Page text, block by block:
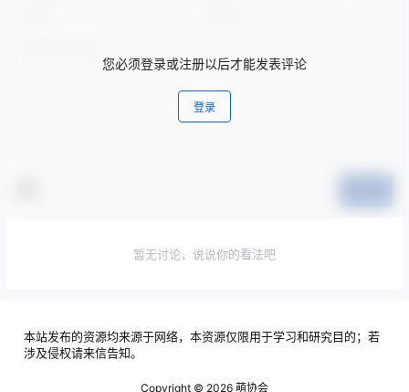
您必须登录或注册以后才能发表评论
登录
暂无讨论，说说你的看法吧
本站发布的资源均来源于网络，本资源仅限用于学习和研究目的；若
涉及侵权请来信告知。
Copyright © 2026 萌协会